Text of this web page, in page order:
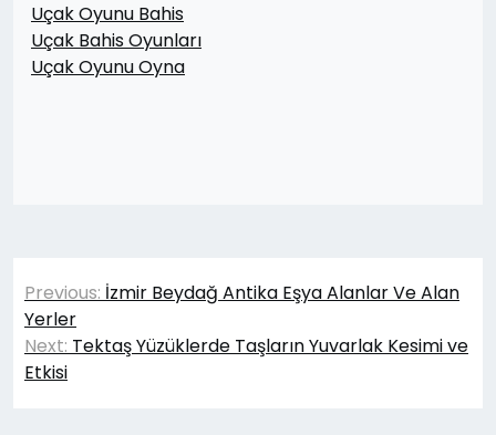
Uçak Oyunu Bahis
Uçak Bahis Oyunları
Uçak Oyunu Oyna
Yazı
gezinmesi
Previous: İzmir Beydağ Antika Eşya Alanlar Ve Alan
Yerler
Next: Tektaş Yüzüklerde Taşların Yuvarlak Kesimi ve
Etkisi